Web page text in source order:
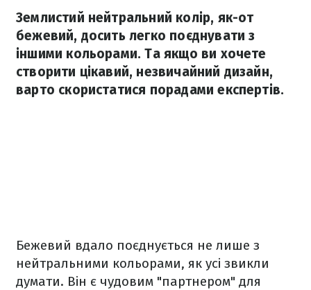
Землистий нейтральний колір, як-от
бежевий, досить легко поєднувати з
іншими кольорами. Та якщо ви хочете
створити цікавий, незвичайний дизайн,
варто скористатися порадами експертів.
Бежевий вдало поєднується не лише з
нейтральними кольорами, як усі звикли
думати. Він є чудовим "партнером" для